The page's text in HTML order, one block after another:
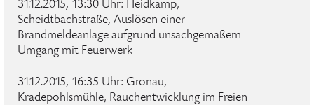
31.12.2015, 13:30 Uhr: Heidkamp,
Scheidtbachstraße, Auslösen einer
Brandmeldeanlage aufgrund unsachgemäßem
Umgang mit Feuerwerk
31.12.2015, 16:35 Uhr: Gronau,
Kradepohlsmühle, Rauchentwicklung im Freien